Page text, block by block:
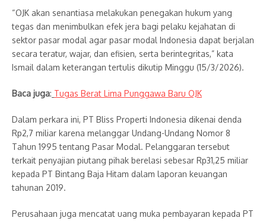
“OJK akan senantiasa melakukan penegakan hukum yang
tegas dan menimbulkan efek jera bagi pelaku kejahatan di
sektor pasar modal agar pasar modal Indonesia dapat berjalan
secara teratur, wajar, dan efisien, serta berintegritas,” kata
Ismail dalam keterangan tertulis dikutip Minggu (15/3/2026).
Baca juga: Tugas Berat Lima Punggawa Baru OJK
Dalam perkara ini, PT Bliss Properti Indonesia dikenai denda
Rp2,7 miliar karena melanggar Undang-Undang Nomor 8
Tahun 1995 tentang Pasar Modal. Pelanggaran tersebut
terkait penyajian piutang pihak berelasi sebesar Rp31,25 miliar
kepada PT Bintang Baja Hitam dalam laporan keuangan
tahunan 2019.
Perusahaan juga mencatat uang muka pembayaran kepada PT